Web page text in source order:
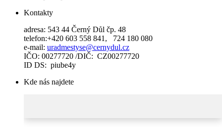
Kontakty
adresa: 543 44 Černý Důl čp. 48
telefon:+420 603 558 841, 724 180 080
e-mail: uradmestyse@cernydul.cz
IČO: 00277720 /DIČ: CZ00277720
ID DS: piube4y
Kde nás najdete